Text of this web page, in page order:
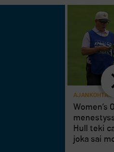
Women’s
Hull teki
joka sai